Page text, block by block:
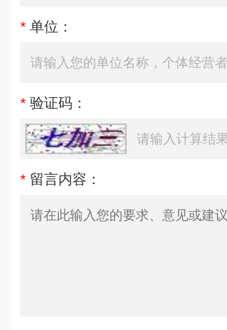
* 单位：
* 验证码：
* 留言内容：